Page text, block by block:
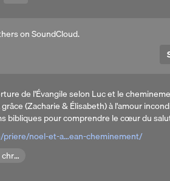
on SoundCloud.
de l'Évangile selon Luc et le
(Zacharie & Élisabeth) à l'amour
bibliques pour comprendre le cœur du
priere/noel-et-a…ean-cheminement/
spiritualité, foi chrétienne, théologie, philosophie religieuse, Bible, Évangile de Luc, salut, Jésus-Christ, Jean-Baptiste, grâce de Dieu, signification des noms bibliques, étude biblique, amour inconditionnel